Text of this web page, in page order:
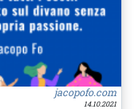
jacopofo.com
14.10.2021